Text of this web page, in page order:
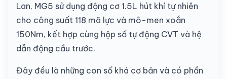
Lan, MG5 sử dụng động cơ 1.5L hút khí tự nhiên
cho công suất 118 mã lực và mô-men xoắn
150Nm, kết hợp cùng hộp số tự động CVT và hệ
dẫn động cầu trước.
Đây đều là những con số khá cơ bản và có phần